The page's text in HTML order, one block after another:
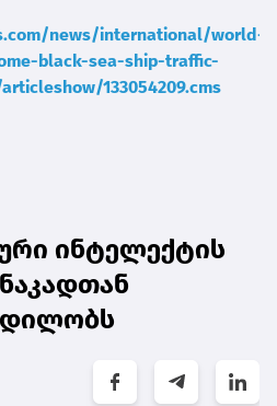
news/international/world-
black-sea-ship-traffic-
133054209.cms
ინტელექტის